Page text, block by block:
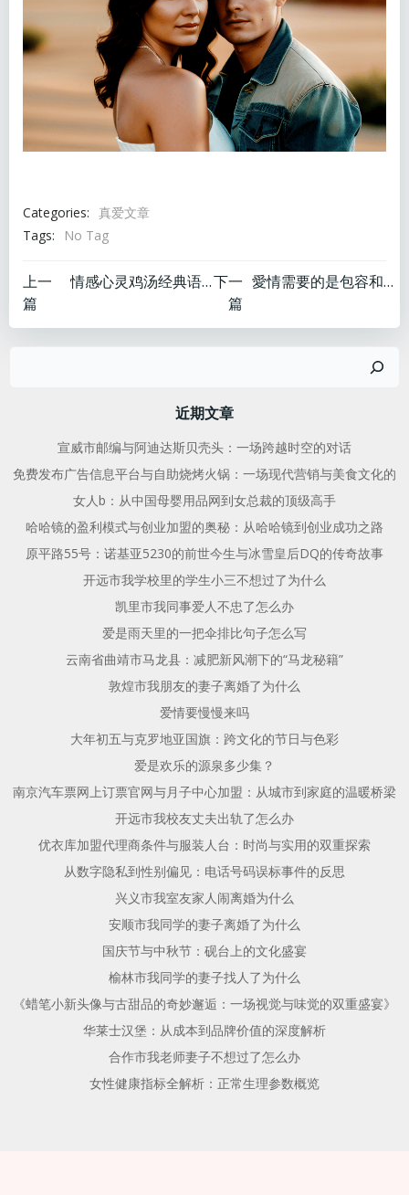
Categories: 真爱文章
Tags:
No Tag
文
章
上一
篇
情感心灵鸡汤经典语录励志文
章
航
下一
篇
愛情需要的是包容和寬容。
近期文章
宣威市邮编与阿迪达斯贝壳头：一场跨越时空的对话
免费发布广告信息平台与自助烧烤火锅：一场现代营销与美食文化的
女人b：从中国母婴用品网到女总裁的顶级高手
哈哈镜的盈利模式与创业加盟的奥秘：从哈哈镜到创业成功之路
原平路55号：诺基亚5230的前世今生与冰雪皇后DQ的传奇故事
开远市我学校里的学生小三不想过了为什么
凯里市我同事爱人不忠了怎么办
爱是雨天里的一把伞排比句子怎么写
云南省曲靖市马龙县：减肥新风潮下的“马龙秘籍”
敦煌市我朋友的妻子离婚了为什么
爱情要慢慢来吗
大年初五与克罗地亚国旗：跨文化的节日与色彩
爱是欢乐的源泉多少集？
南京汽车票网上订票官网与月子中心加盟：从城市到家庭的温暖桥梁
开远市我校友丈夫出轨了怎么办
优衣库加盟代理商条件与服装人台：时尚与实用的双重探索
从数字隐私到性别偏见：电话号码误标事件的反思
兴义市我室友家人闹离婚为什么
安顺市我同学的妻子离婚了为什么
国庆节与中秋节：砚台上的文化盛宴
榆林市我同学的妻子找人了为什么
《蜡笔小新头像与古甜品的奇妙邂逅：一场视觉与味觉的双重盛宴》
华莱士汉堡：从成本到品牌价值的深度解析
合作市我老师妻子不想过了怎么办
女性健康指标全解析：正常生理参数概览